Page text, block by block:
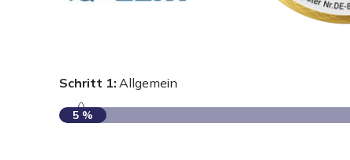
Schritt 1: Allgemein
5 %